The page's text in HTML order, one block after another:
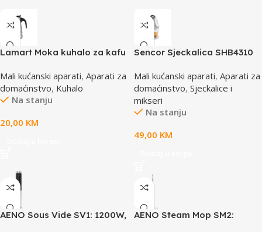
Lamart Moka kuhalo za kafu
Mali kućanski aparati, Aparati za
domaćinstvo, Kuhalo
Na stanju
20,00 KM
Sencor Sjeckalica SHB4310
Mali kućanski aparati, Aparati za
domaćinstvo, Sjeckalice i
mikseri
Na stanju
49,00 KM
AENO Sous Vide SV1: 1200W,
AENO Steam Mop SM2: